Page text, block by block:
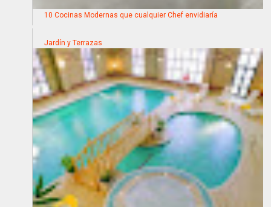
10 Cocinas Modernas que cualquier Chef envidiaría
Jardín y Terrazas